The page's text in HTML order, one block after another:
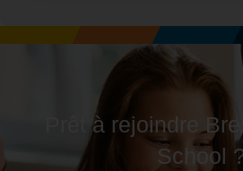
Prêt à rejoindre
School